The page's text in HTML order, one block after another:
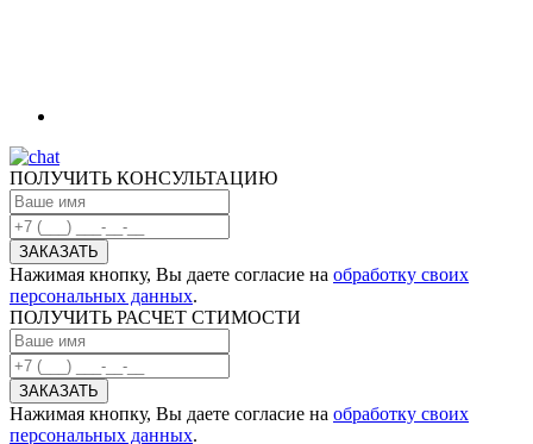
ПОЛУЧИТЬ КОНСУЛЬТАЦИЮ
Нажимая кнопку, Вы даете согласие на обработку своих
персональных данных.
ПОЛУЧИТЬ РАСЧЕТ СТИМОСТИ
Нажимая кнопку, Вы даете согласие на обработку своих
персональных данных.